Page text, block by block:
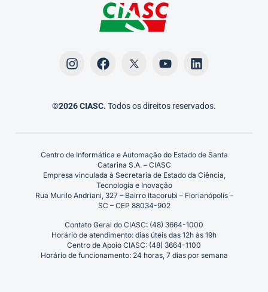
©2026 CIASC. Todos os direitos reservados.
Centro de Informática e Automação do Estado de Santa
Catarina S.A. – CIASC
Empresa vinculada à Secretaria de Estado da Ciência,
Tecnologia e Inovação
Rua Murilo Andriani, 327 – Bairro Itacorubi – Florianópolis –
SC – CEP 88034-902
Contato Geral do CIASC: (48) 3664-1000
Horário de atendimento: dias úteis das 12h às 19h
Centro de Apoio CIASC: (48) 3664-1100
Horário de funcionamento: 24 horas, 7 dias por semana